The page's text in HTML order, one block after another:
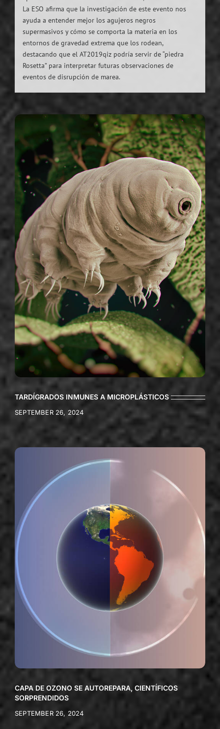
La ESO afirma que la investigación de este evento nos
ayuda a entender mejor los agujeros negros
supermasivos y cómo se comporta la materia en los
entornos de gravedad extrema que los rodean,
destacando que el AT2019qiz podría servir de “piedra
Rosetta” para interpretar futuras observaciones de
eventos de disrupción de marea.
TARDÍGRADOS INMUNES A MICROPLÁSTICOS
SEPTEMBER 26, 2024
CAPA DE OZONO SE AUTOREPARA, CIENTÍFICOS
SORPRENDIDOS
SEPTEMBER 26, 2024